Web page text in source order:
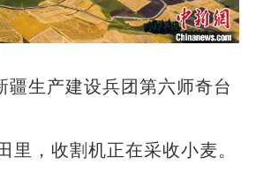
疆生产建设兵团第六师奇台
里，收割机正在采收小麦。